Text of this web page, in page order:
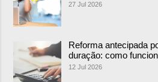
27 Jul 2026
Reforma antecipada
duração: como
12 Jul 2026